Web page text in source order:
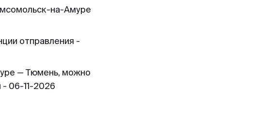
на-Амуре
отправления -
— Тюмень, можно
06-11-2026